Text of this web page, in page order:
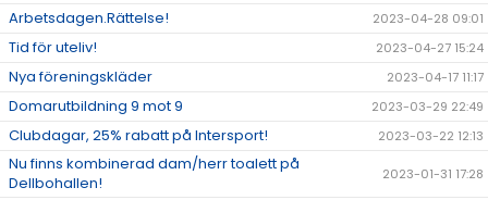
Arbetsdagen.Rättelse! 2023-04-28 09:01
Tid för uteliv! 2023-04-27 15:24
Nya föreningskläder 2023-04-17 11:17
Domarutbildning 9 mot 9 2023-03-29 22:49
Clubdagar, 25% rabatt på Intersport! 2023-03-22 12:13
Nu finns kombinerad dam/herr toalett på
Dellbohallen!
2023-01-31 17:28